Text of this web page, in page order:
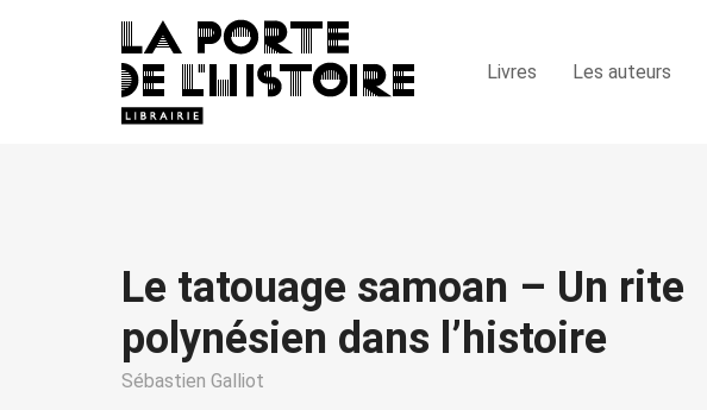
Livres Les auteurs
Le tatouage samoan – Un rite
polynésien dans l’histoire
Sébastien Galliot